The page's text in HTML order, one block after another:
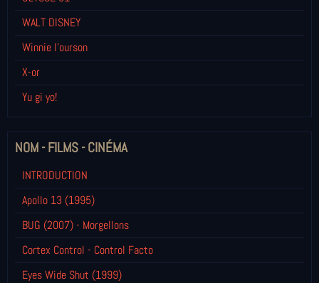
WALT DISNEY
Winnie l’ourson
X-or
Yu gi yo!
NOM - FILMS - CINÉMA
INTRODUCTION
Apollo 13 (1995)
BUG (2007) - Morgellons
Cortex Control - Control Facto
Eyes Wide Shut (1999)